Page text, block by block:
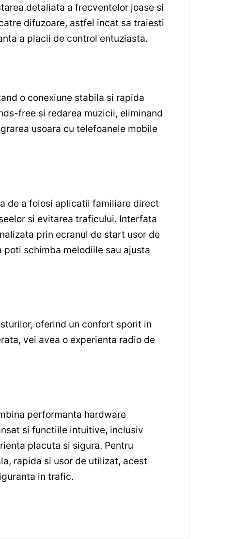
detaliata a frecventelor joase si
difuzoare, astfel incat sa traiesti
a placii de control entuziasta.
o conexiune stabila si rapida
free si redarea muzicii, eliminand
usoara cu telefoanele mobile
de a folosi aplicatii familiare direct
si evitarea traficului. Interfata
prin ecranul de start usor de
schimba melodiile sau ajusta
oferind un confort sporit in
vei avea o experienta radio de
performanta hardware
si functiile intuitive, inclusiv
placuta si sigura. Pentru
rapida si usor de utilizat, acest
in trafic.